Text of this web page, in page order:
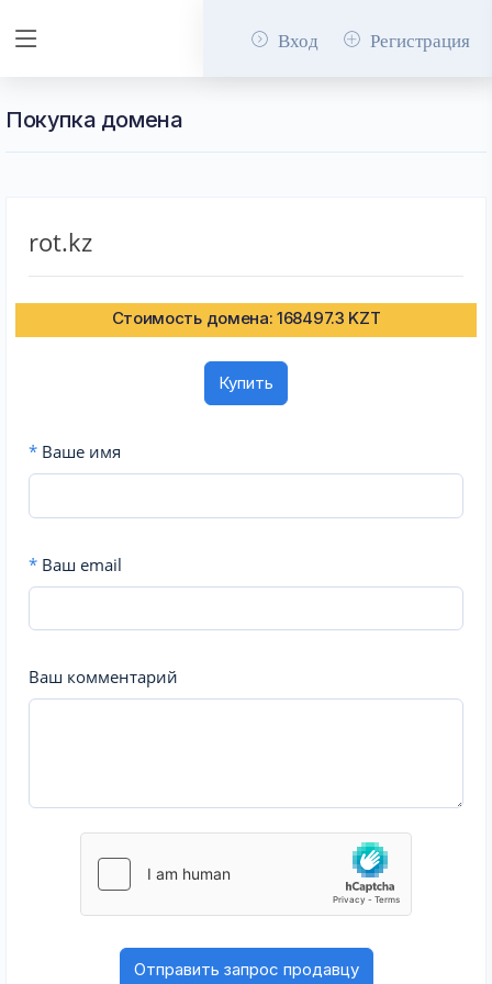
Вход Регистрация
Покупка домена
rot.kz
Стоимость домена: 168497.3 KZT
Купить
* Ваше имя
* Ваш email
Ваш комментарий